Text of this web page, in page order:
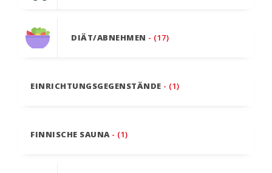
DIÄT/ABNEHMEN - (17)
EINRICHTUNGSGEGENSTÄNDE - (1)
FINNISCHE SAUNA - (1)